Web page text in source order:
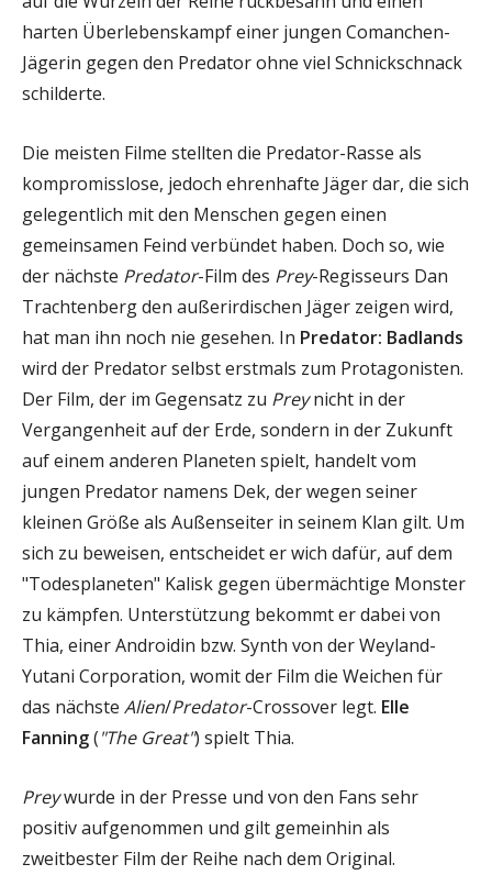
harten Überlebenskampf einer jungen Comanchen-
Jägerin gegen den Predator ohne viel Schnickschnack
schilderte.
Die meisten Filme stellten die Predator-Rasse als
kompromisslose, jedoch ehrenhafte Jäger dar, die sich
gelegentlich mit den Menschen gegen einen
gemeinsamen Feind verbündet haben. Doch so, wie
der nächste Predator-Film des Prey-Regisseurs Dan
Trachtenberg den außerirdischen Jäger zeigen wird,
hat man ihn noch nie gesehen. In Predator: Badlands
wird der Predator selbst erstmals zum Protagonisten.
Der Film, der im Gegensatz zu Preynicht in der
Vergangenheit auf der Erde, sondern in der Zukunft
auf einem anderen Planeten spielt, handelt vom
jungen Predator namens Dek, der wegen seiner
kleinen Größe als Außenseiter in seinem Klan gilt. Um
sich zu beweisen, entscheidet er wich dafür, auf dem
"Todesplaneten" Kalisk gegen übermächtige Monster
zu kämpfen. Unterstützung bekommt er dabei von
Thia, einer Androidin bzw. Synth von der Weyland-
Yutani Corporation, womit der Film die Weichen für
das nächste Alien/Predator-Crossover legt. Elle
Fanning("The Great") spielt Thia.
Preywurde in der Presse und von den Fans sehr
positiv aufgenommen und gilt gemeinhin als
zweitbester Film der Reihe nach dem Original.